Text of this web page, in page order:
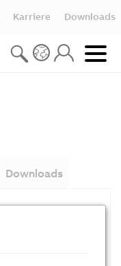
Karriere Downloads
Downloads